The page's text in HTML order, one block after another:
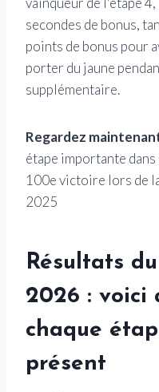
secondes de bonus,
points de bonus pour
porter du jaune
supplémentaire.
Regardez
étape importante
100e victoire lors de
2025
Résultats
2026 : voici
chaque
présent